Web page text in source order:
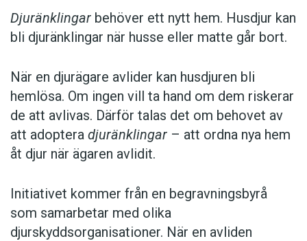
Djuränklingar behöver ett nytt hem. Husdjur kan
bli djuränklingar när husse eller matte går bort.
När en djurägare avlider kan husdjuren bli
hemlösa. Om ingen vill ta hand om dem riskerar
de att avlivas. Därför talas det om behovet av
att adoptera djuränklingar – att ordna nya hem
åt djur när ägaren avlidit.
Initiativet kommer från en begravningsbyrå
som samarbetar med olika
djurskyddsorganisationer. När en avliden